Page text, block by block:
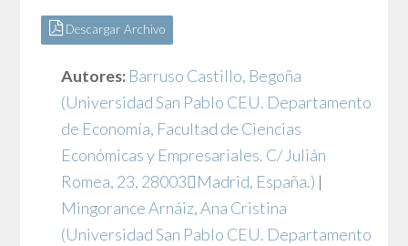
Descargar Archivo
Autores: Barruso Castillo, Begoña
(Universidad San Pablo CEU. Departamento
de Economía, Facultad de Ciencias
Económicas y Empresariales. C/ Julián
Romea, 23, 28003Madrid, España.) |
Mingorance Arnáiz, Ana Cristina
(Universidad San Pablo CEU. Departamento